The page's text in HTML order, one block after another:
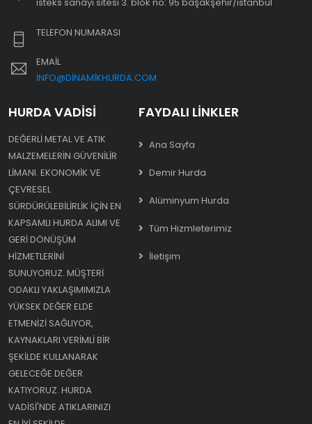
TELEFON NUMARASI
EMAIL
INFO@DINAMIKHURDA.COM
HURDA VADISI
DEĞERLI METAL VE ATIK
MALZEMELERIN GÜVENILIR
LIMANI. EKONOMIK VE
ÇEVRESEL
SÜRDÜRÜLEBILIRLIK IÇIN EN
KAPSAMLI HURDA ALIMI VE
GERI DÖNÜŞÜM
HIZMETLERINI
SUNUYORUZ. MÜŞTERI
ODAKLI YAKLAŞIMIMIZLA
YÜKSEK DEĞER ELDE
ETMENIZI SAĞLIYOR,
KAYNAKLARI VERIMLI BIR
ŞEKILDE KULLANARAK
GELECEĞE DEĞER
KATIYORUZ. HURDA
VADISI'NDE ATIKLARINIZI
FAYDALI LINKLER
Ana Sayfa
Demir Hurda
Alüminyum Hurda
Tüm Hizmleterimiz
İletişim